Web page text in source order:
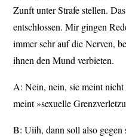
Zunft unter Strafe stellen.
entschlossen. Mir gingen
immer sehr auf die Nerven,
ihnen den Mund verbieten.
A: Nein, nein, sie meint
meint »sexuelle
B: Uiih, dann soll also gegen